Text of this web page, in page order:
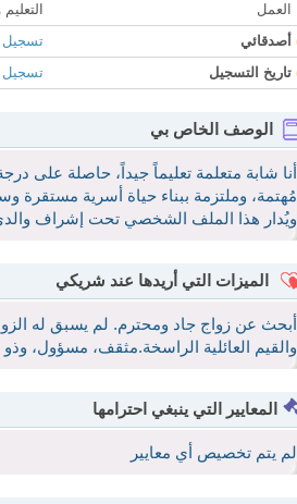
العمل
أصدقائي
تسجيل
تاريخ التسجيل
تسجيل
الوصف الخاص بي
أنا شابة متعلمة تعليماً جيداً، حاصلة على
مُهتمة، وملتزمة ببناء حياة أسرية
ويُدار هذا الملف الشخصي تحت إشراف
الميزات التي أريدها عند شريكي
أبحث عن زواج جاد ومحترم. لم يسبق له
والقيم العائلية الراسخة.مثقف، مسؤول،
المعايير التي ينبغي احترامها
لم يتم تخصيص أي معايير